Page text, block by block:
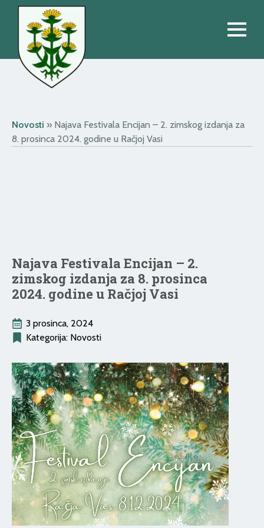
Novosti » Najava Festivala Encijan – 2. zimskog izdanja za
8. prosinca 2024. godine u Račjoj Vasi
Najava Festivala Encijan – 2.
zimskog izdanja za 8. prosinca
2024. godine u Račjoj Vasi
3 prosinca, 2024
Kategorija: Novosti